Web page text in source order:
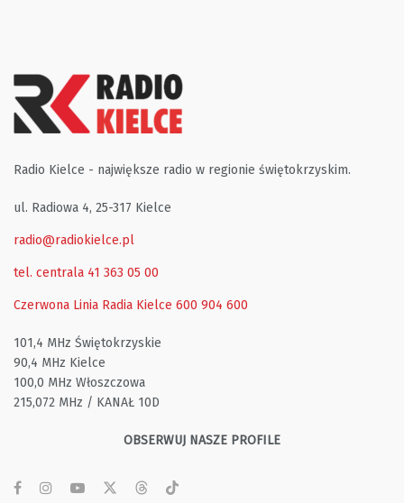
Radio Kielce - największe radio w regionie świętokrzyskim.
ul. Radiowa 4, 25-317 Kielce
radio@radiokielce.pl
tel. centrala 41 363 05 00
Czerwona Linia Radia Kielce 600 904 600
101,4 MHz Świętokrzyskie
90,4 MHz Kielce
100,0 MHz Włoszczowa
215,072 MHz / KANAŁ 10D
OBSERWUJ NASZE PROFILE